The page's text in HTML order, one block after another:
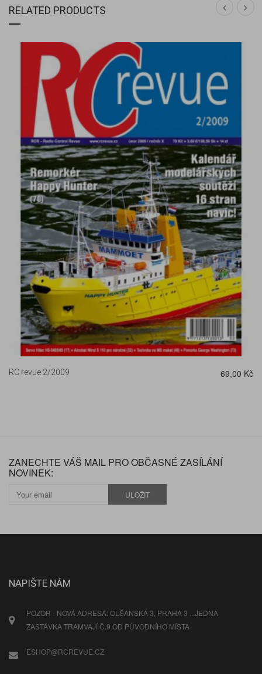
RELATED PRODUCTS
RC revue 2/2009 69,00 Kč
DETAIL
ZANECHTE VÁŠ MAIL PRO OBČASNÉ ZASÍLÁNÍ
NOVINEK:
ULOŽIT
NAPIŠTE NÁM
POZOR - NOVÁ ADRESA: OLŠANSKÁ 3, PRAHA 3 ...JEDNA
ZASTÁVKA TRAMVAJÍ Č.9 OD PŮVODNÍHO MÍSTA
ESHOP@RCREVUE.CZ